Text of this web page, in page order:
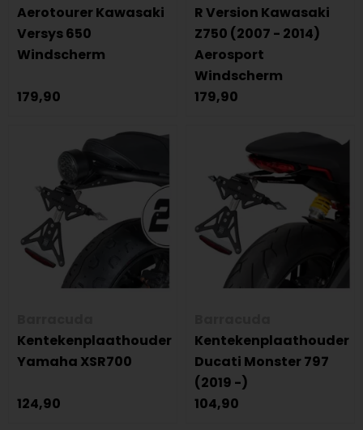
Aerotourer Kawasaki
Versys 650
Windscherm
179,90
R Version Kawasaki
Z750 (2007 - 2014)
Aerosport
Windscherm
179,90
Kentekenplaathouder
Yamaha XSR700
124,90
Kentekenplaathouder
Ducati Monster 797
(2019 -)
104,90